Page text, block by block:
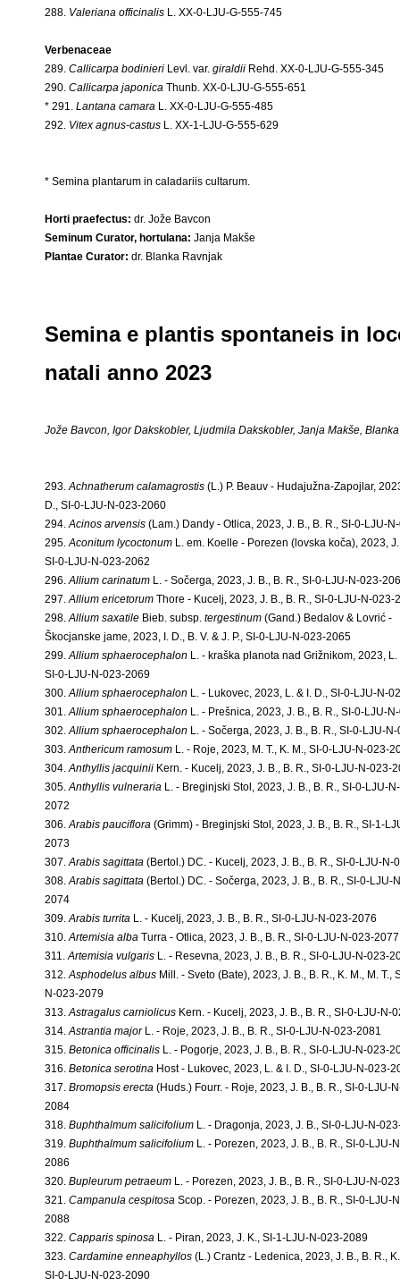
288. Valeriana officinalis L. XX-0-LJU-G-555-745
Verbenaceae
289. Callicarpa bodinieri Levl. var. giraldii Rehd. XX-0-LJU-G-555-345
290. Callicarpa japonica Thunb. XX-0-LJU-G-555-651
* 291. Lantana camara L. XX-0-LJU-G-555-485
292. Vitex agnus-castus L. XX-1-LJU-G-555-629
* Semina plantarum in caladariis cultarum.
Horti praefectus: dr. Jože Bavcon
Seminum Curator, hortulana: Janja Makše
Plantae Curator: dr. Blanka Ravnjak
Semina e plantis spontaneis in
natali anno 2023
Jože Bavcon, Igor Dakskobler, Ljudmila Dakskobler, Janja Makše,
293. Achnatherum calamagrostis (L.) P. Beauv - Hudajužna-Zapojlar,
D., SI-0-LJU-N-023-2060
294. Acinos arvensis (Lam.) Dandy - Otlica, 2023, J. B., B. R., SI-0-LJU-
295. Aconitum lycoctonum L. em. Koelle - Porezen (lovska koča), 2023, J.
SI-0-LJU-N-023-2062
296. Allium carinatum L. - Sočerga, 2023, J. B., B. R., SI-0-LJU-N-023-
297. Allium ericetorum Thore - Kucelj, 2023, J. B., B. R., SI-0-LJU-N-023-
298. Allium saxatile Bieb. subsp. tergestinum (Gand.) Bedalov & Lovrić -
Škocjanske jame, 2023, I. D., B. V. & J. P., SI-0-LJU-N-023-2065
299. Allium sphaerocephalon L. - kraška planota nad Grižnikom, 2023, L.
SI-0-LJU-N-023-2069
300. Allium sphaerocephalon L. - Lukovec, 2023, L. & I. D., SI-0-LJU-N-
301. Allium sphaerocephalon L. - Prešnica, 2023, J. B., B. R., SI-0-LJU-
302. Allium sphaerocephalon L. - Sočerga, 2023, J. B., B. R., SI-0-LJU-
303. Anthericum ramosum L. - Roje, 2023, M. T., K. M., SI-0-LJU-N-023-
304. Anthyllis jacquinii Kern. - Kucelj, 2023, J. B., B. R., SI-0-LJU-N-023-
305. Anthyllis vulneraria L. - Breginjski Stol, 2023, J. B., B. R., SI-0-LJU-
2072
306. Arabis pauciflora (Grimm) - Breginjski Stol, 2023, J. B., B. R., SI-1-
2073
307. Arabis sagittata (Bertol.) DC. - Kucelj, 2023, J. B., B. R., SI-0-LJU-N-
308. Arabis sagittata (Bertol.) DC. - Sočerga, 2023, J. B., B. R., SI-0-LJU-
2074
309. Arabis turrita L. - Kucelj, 2023, J. B., B. R., SI-0-LJU-N-023-2076
310. Artemisia alba Turra - Otlica, 2023, J. B., B. R., SI-0-LJU-N-023-2077
311. Artemisia vulgaris L. - Resevna, 2023, J. B., B. R., SI-0-LJU-N-023-
312. Asphodelus albus Mill. - Sveto (Bate), 2023, J. B., B. R., K. M., M. T.,
N-023-2079
313. Astragalus carniolicus Kern. - Kucelj, 2023, J. B., B. R., SI-0-LJU-N-
314. Astrantia majorL. - Roje, 2023, J. B., B. R., SI-0-LJU-N-023-2081
315. Betonica officinalis L. - Pogorje, 2023, J. B., B. R., SI-0-LJU-N-023-
316. Betonica serotina Host - Lukovec, 2023, L. & I. D., SI-0-LJU-N-023-
317. Bromopsis erecta (Huds.) Fourr. - Roje, 2023, J. B., B. R., SI-0-LJU-
2084
318. Buphthalmum salicifolium L. - Dragonja, 2023, J. B., SI-0-LJU-N-
319. Buphthalmum salicifolium L. - Porezen, 2023, J. B., B. R., SI-0-LJU-
2086
320. Bupleurum petraeum L. - Porezen, 2023, J. B., B. R., SI-0-LJU-N-
321. Campanula cespitosa Scop. - Porezen, 2023, J. B., B. R., SI-0-LJU-
2088
322. Capparis spinosa L. - Piran, 2023, J. K., SI-1-LJU-N-023-2089
323. Cardamine enneaphyllos (L.) Crantz - Ledenica, 2023, J. B., B. R.,
SI-0-LJU-N-023-2090